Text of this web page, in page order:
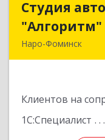
Студия
"Алгоритм"
Наро-Фоминск
Клиентов на
1С:Специалист